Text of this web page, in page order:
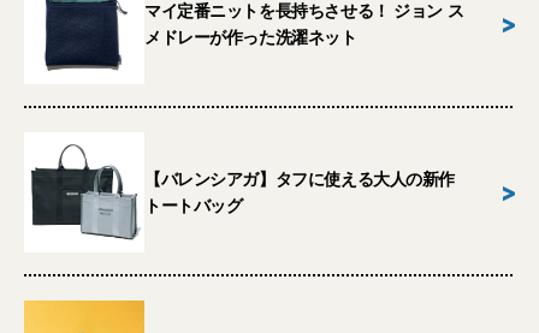
マイ定番ニットを長持ちさせる！ ジョン ス
メドレーが作った洗濯ネット
>
【バレンシアガ】タフに使える大人の新作
トートバッグ
>